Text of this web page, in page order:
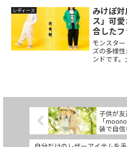
レディース
みけぽ
ス」可
合した
力
モンスタ
ズの多様
ンドです
ードロッ
分らしいフ
ださい。
子供が友
「
装で自信